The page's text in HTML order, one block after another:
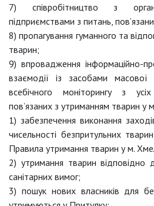
7) співробітництво з
підприємствами з питань,
8) пропагування гуманного та
тварин;
9) впровадження інформаційно-
взаємодії із засобами масової
всебічного моніторингу з усіх
пов’язаних з утриманням тварин у
1) забезпечення виконання
чисельності безпритульних
Правила утримання тварин у м.
2) утримання тварин відповідно
санітарних вимог;
3) пошук нових власників для